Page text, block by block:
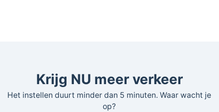
Krijg NU meer verkeer
Het instellen duurt minder dan 5 minuten. Waar wacht je
op?